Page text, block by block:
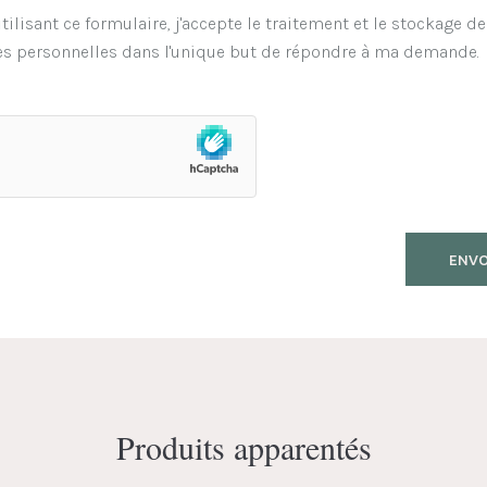
ce formulaire, j'accepte le traitement et le stockage
personnelles dans l'unique but de répondre à ma demande.
Produits apparentés